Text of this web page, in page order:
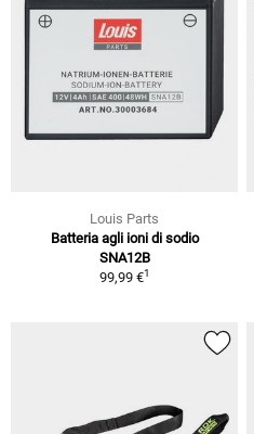
Louis Parts
Batteria agli ioni di sodio
SNA12B
99,99 €1